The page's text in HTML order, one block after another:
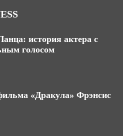
история актера с
голосом
«Дракула» Фрэнсис